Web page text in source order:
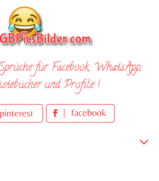
für Facebook, WhatsApp,
und Profile !